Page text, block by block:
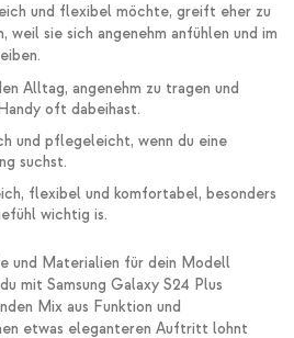
und flexibel möchte, greift eher zu
weil sie sich angenehm anfühlen und im
Alltag, angenehm zu tragen und
oft dabeihast.
und pflegeleicht, wenn du eine
suchst.
flexibel und komfortabel, besonders
wichtig is.
und Materialien für dein Modell
mit Samsung Galaxy S24 Plus
Mix aus Funktion und
etwas eleganteren Auftritt lohnt